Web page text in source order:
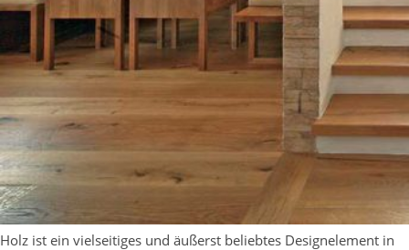
Holz ist ein vielseitiges und äußerst beliebtes Designelement in